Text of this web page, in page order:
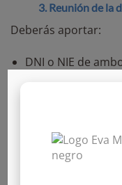
3. Reunión de la
Deberás aportar:
DNI o NIE de
Libro de familia
Certificados de